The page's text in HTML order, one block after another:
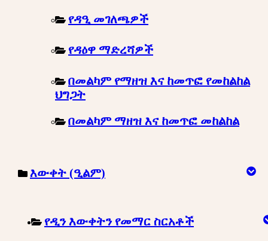
የዳዒ መገለጫዎች
የዳዕዋ ማድረሻዎች
በመልካም የማዘዝ እና ከመጥፎ የመከልከል
ህግጋት
በመልካም ማዘዝ እና ከመጥፎ መከልከል
እውቀት (ዒልም)
የዲን እውቀትን የመማር ስርአቶች